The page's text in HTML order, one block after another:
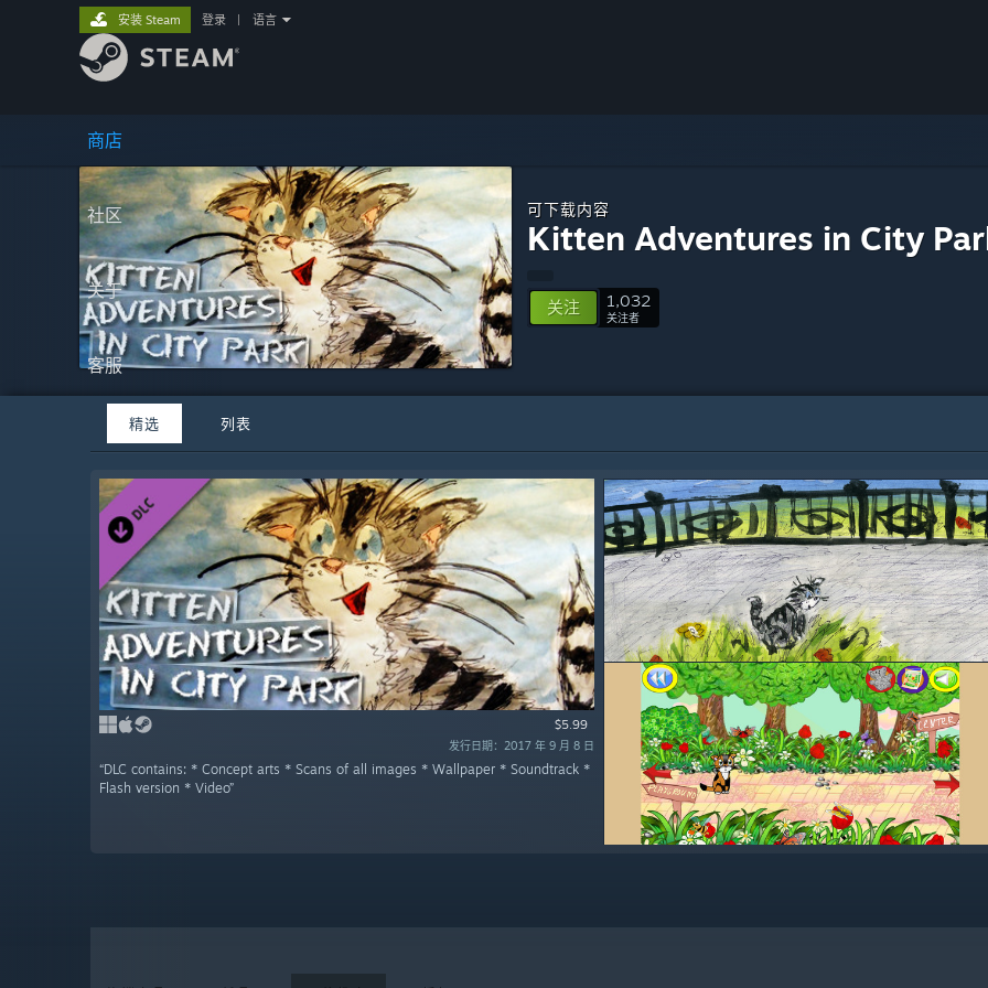
商店
社区
关于
客服
安装 Steam 登录 语言
可下载内容
Kitten Adventures in City
关注 1,032
关注者
精选 列表
$5.99
发行日期：2017 年 9 月 8 日
“DLC contains: * Concept arts * Scans of all images * Wallpaper * Soundtrack *
Flash version * Video”